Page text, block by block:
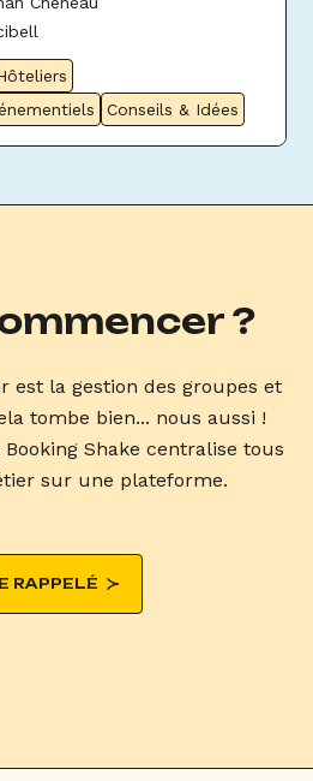
Conseils & Idées
?
la gestion des groupes et
tombe bien... nous aussi !
Shake centralise tous
sur une plateforme.
RAPPELÉ